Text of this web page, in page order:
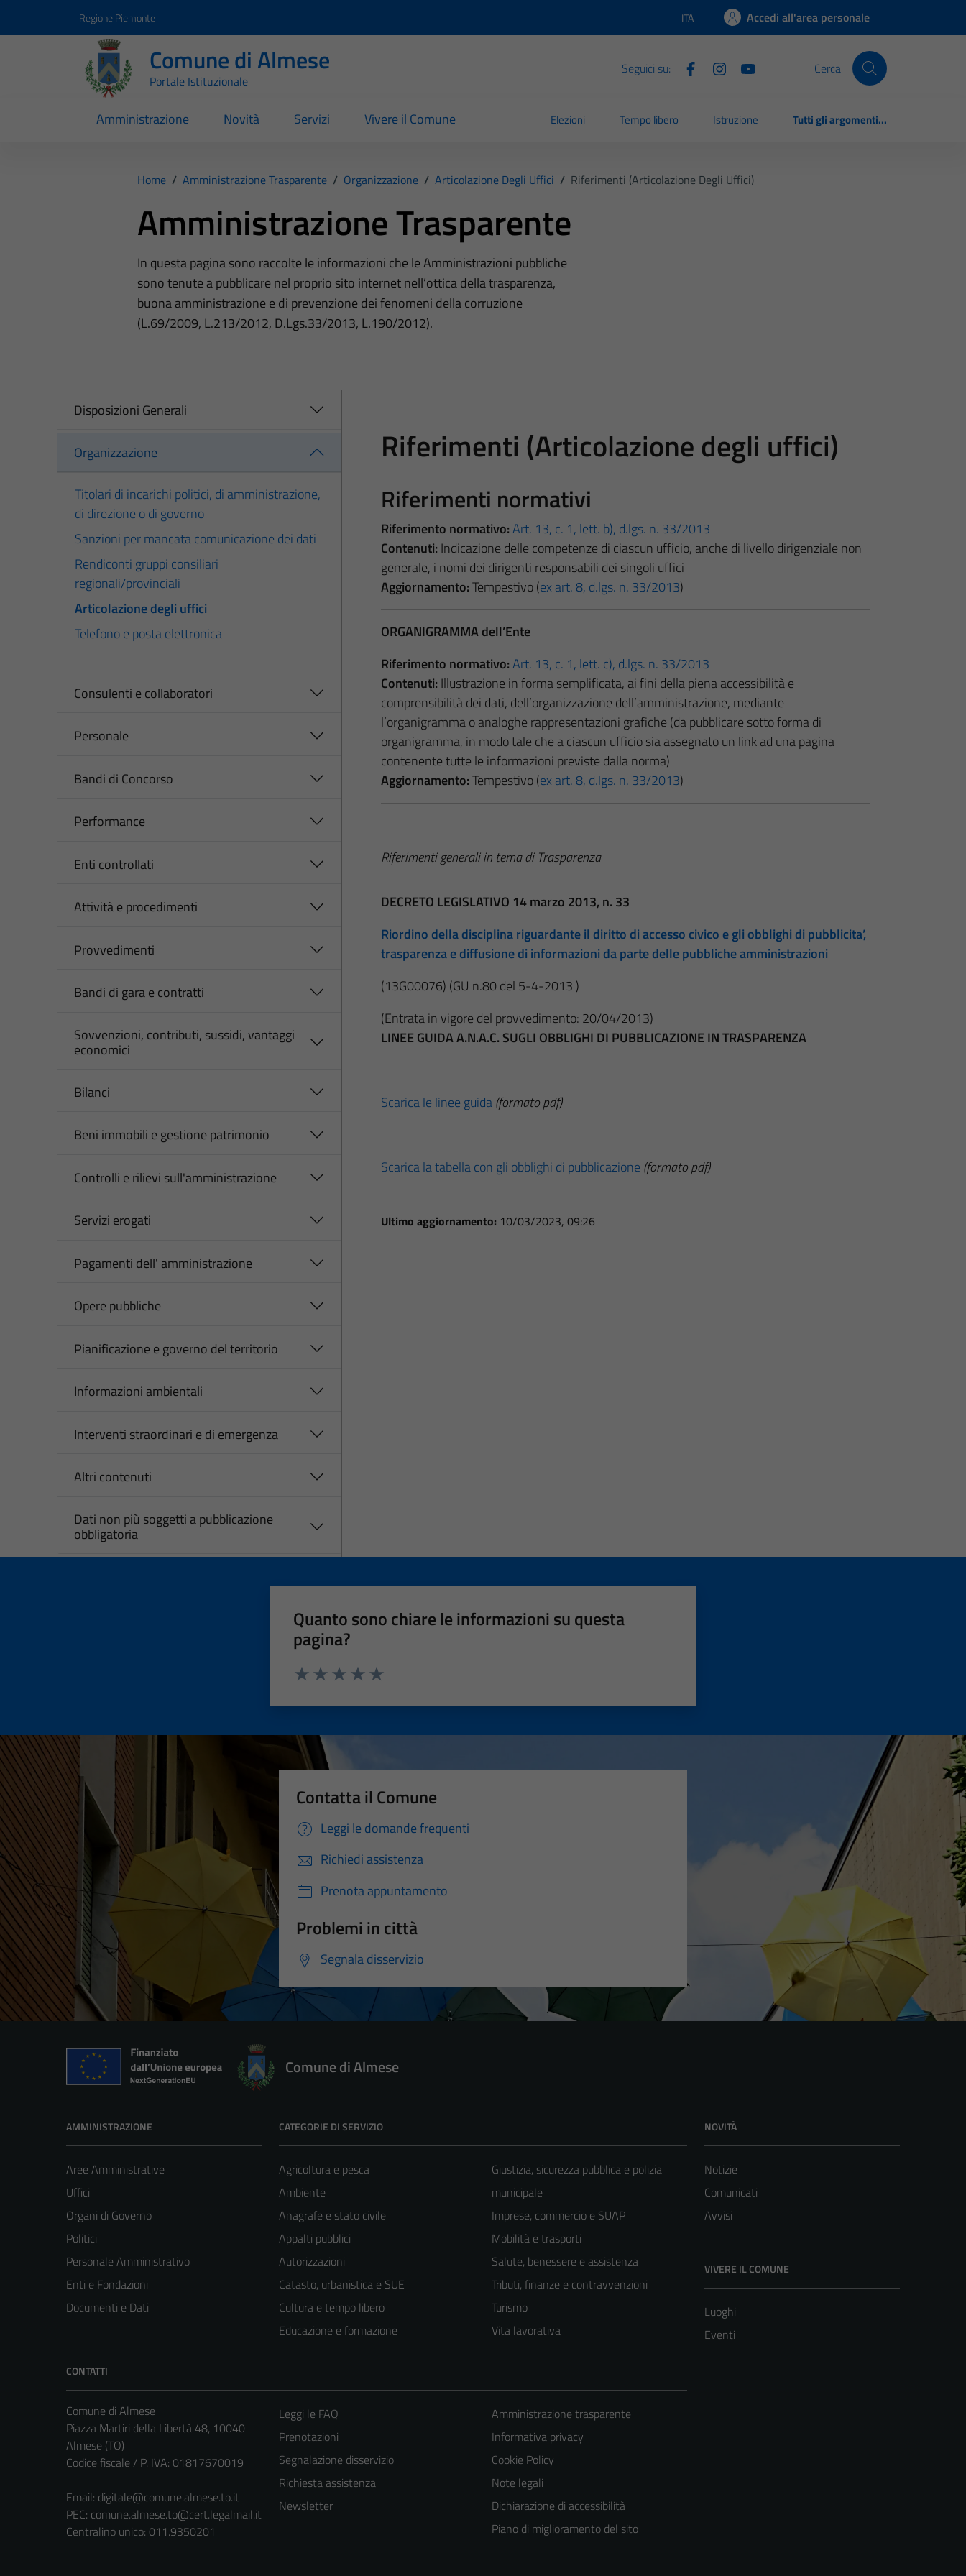
Regione Piemonte Lingua attiva:
ITA Accedi all'area personale
Comune di Almese
Portale Istituzionale
Seguici su: Cerca
Amministrazione Novità Servizi Vivere il Comune Elezioni Tempo libero Istruzione Tutti gli argomenti...
Home / Amministrazione Trasparente / Organizzazione / Articolazione Degli Uffici / Riferimenti (Articolazione Degli Uffici)
Amministrazione Trasparente
In questa pagina sono raccolte le informazioni che le Amministrazioni pubbliche
sono tenute a pubblicare nel proprio sito internet nell’ottica della trasparenza,
buona amministrazione e di prevenzione dei fenomeni della corruzione
(L.69/2009, L.213/2012, D.Lgs.33/2013, L.190/2012).
Disposizioni Generali
Organizzazione
Titolari di incarichi politici, di amministrazione,
di direzione o di governo
Sanzioni per mancata comunicazione dei dati
Rendiconti gruppi consiliari
regionali/provinciali
Articolazione degli uffici
Telefono e posta elettronica
Consulenti e collaboratori
Personale
Bandi di Concorso
Performance
Enti controllati
Attività e procedimenti
Provvedimenti
Bandi di gara e contratti
Sovvenzioni, contributi, sussidi, vantaggi
economici
Bilanci
Beni immobili e gestione patrimonio
Controlli e rilievi sull'amministrazione
Servizi erogati
Pagamenti dell' amministrazione
Opere pubbliche
Pianificazione e governo del territorio
Informazioni ambientali
Interventi straordinari e di emergenza
Altri contenuti
Dati non più soggetti a pubblicazione
obbligatoria
Riferimenti (Articolazione degli uffici)
Riferimenti normativi
Riferimento normativo:Art. 13, c. 1, lett. b), d.lgs. n. 33/2013
Contenuti: Indicazione delle competenze di ciascun ufficio, anche di livello dirigenziale non
generale, i nomi dei dirigenti responsabili dei singoli uffici
Aggiornamento:Tempestivo (ex art. 8, d.lgs. n. 33/2013)
ORGANIGRAMMA dell’Ente
Riferimento normativo:Art. 13, c. 1, lett. c), d.lgs. n. 33/2013
Contenuti: Illustrazione in forma semplificata, ai fini della piena accessibilità e
comprensibilità dei dati, dell’organizzazione dell’amministrazione, mediante
l’organigramma o analoghe rappresentazioni grafiche (da pubblicare sotto forma di
organigramma, in modo tale che a ciascun ufficio sia assegnato un link ad una pagina
contenente tutte le informazioni previste dalla norma)
Aggiornamento:Tempestivo (ex art. 8, d.lgs. n. 33/2013)
Riferimenti generali in tema di Trasparenza
DECRETO LEGISLATIVO 14 marzo 2013, n. 33
Riordino della disciplina riguardante il diritto di accesso civico e gli obblighi di pubblicita’,
trasparenza e diffusione di informazioni da parte delle pubbliche amministrazioni
(13G00076) (GU n.80 del 5-4-2013 )
(Entrata in vigore del provvedimento: 20/04/2013)
LINEE GUIDA A.N.A.C. SUGLI OBBLIGHI DI PUBBLICAZIONE IN TRASPARENZA
Scarica le linee guida(formato pdf)
Scarica la tabella con gli obblighi di pubblicazione (formato pdf)
Ultimo aggiornamento: 10/03/2023, 09:26
Quanto sono chiare le informazioni su questa
pagina?
Contatta il Comune
Leggi le domande frequenti
Richiedi assistenza
Prenota appuntamento
Problemi in città
Segnala disservizio
Comune di Almese
AMMINISTRAZIONE
Aree Amministrative
Uffici
Organi di Governo
Politici
Personale Amministrativo
Enti e Fondazioni
Documenti e Dati
CATEGORIE DI SERVIZIO
Agricoltura e pesca
Ambiente
Anagrafe e stato civile
Appalti pubblici
Autorizzazioni
Catasto, urbanistica e SUE
Cultura e tempo libero
Educazione e formazione
Giustizia, sicurezza pubblica e polizia
municipale
Imprese, commercio e SUAP
Mobilità e trasporti
Salute, benessere e assistenza
Tributi, finanze e contravvenzioni
Turismo
Vita lavorativa
NOVITÀ
Notizie
Comunicati
Avvisi
VIVERE IL COMUNE
Luoghi
Eventi
CONTATTI
Comune di Almese
Piazza Martiri della Libertà 48, 10040
Almese (TO)
Codice fiscale / P. IVA: 01817670019
Email: digitale@comune.almese.to.it
PEC: comune.almese.to@cert.legalmail.it
Centralino unico: 011.9350201
Leggi le FAQ
Prenotazioni
Segnalazione disservizio
Richiesta assistenza
Newsletter
Amministrazione trasparente
Informativa privacy
Cookie Policy
Note legali
Dichiarazione di accessibilità
Piano di miglioramento del sito
Tecnici
Questi cookie
sono necessari
per il
funzionamento
possono